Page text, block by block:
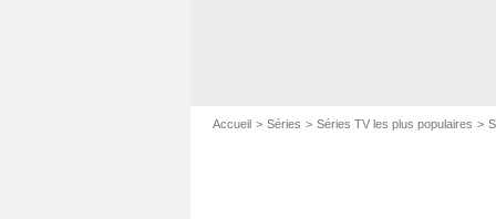
Accueil Séries Séries TV les plus populaires